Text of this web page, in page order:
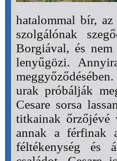
hatalommal bír,
szolgálónak
Borgiával, és
lenyűgözi.
urak próbálják
Cesare sorsa
titkainak őrzőjévé
annak a férfinak
féltékenység és